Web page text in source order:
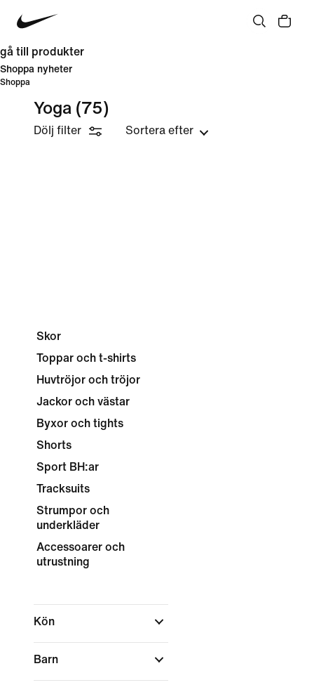
gå till produkter
Shoppa nyheter
Shoppa
Yoga (75)
Dölj filter Sortera efter
Skor
Toppar och t-shirts
Huvtröjor och tröjor
Jackor och västar
Byxor och tights
Shorts
Sport BH:ar
Tracksuits
Strumpor och
underkläder
Accessoarer och
utrustning
Kön
Barn